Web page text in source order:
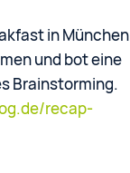
in München
und bot eine
Brainstorming.
recap-